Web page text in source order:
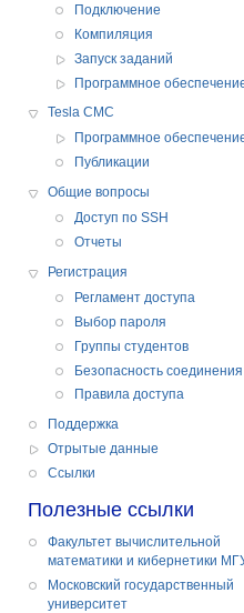
Подключение
Компиляция
Запуск заданий
Программное
Tesla CMC
Программное
Публикации
Общие вопросы
Доступ по SSH
Отчеты
Регистрация
Регламент доступа
Выбор пароля
Группы студентов
Безопасность соединения
Правила доступа
Поддержка
Отрытые данные
Cсылки
Полезные ссылки
Факультет вычислительной
математики и кибернетики
Московский государственный
университет